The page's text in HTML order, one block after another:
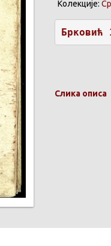
Колекције:
Брковић
Слика описа